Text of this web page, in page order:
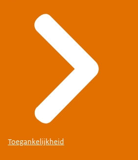
Toegankelijkheid